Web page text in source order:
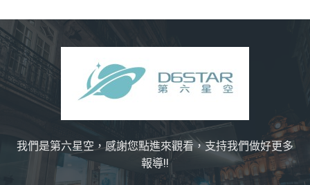
我們是第六星空，感謝您點進來觀看，支持我們做好更多
報導!!